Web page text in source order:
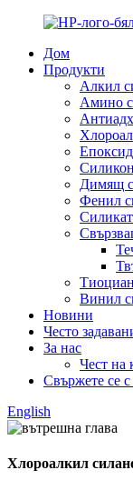
Дом
Продукти
Алкил
Амино
Димящ
Фенил
Винил
Новини
Често
За нас
Чест на
Свържете се с
English
Хлороалкил